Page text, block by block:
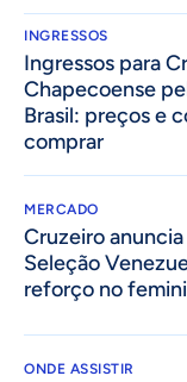
INGRESSOS
Ingressos para
Chapecoense
Brasil: preços e
comprar
MERCADO
Cruzeiro
Seleção
reforço no
ONDE ASSISTIR